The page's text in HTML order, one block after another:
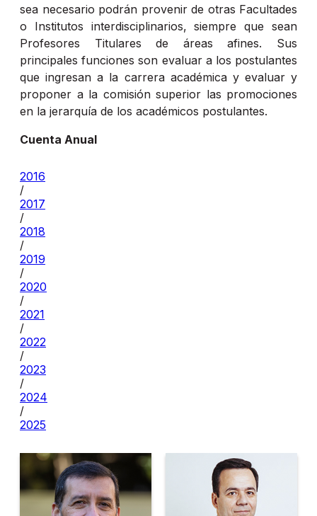
sea necesario podrán provenir de otras Facultades
o Institutos interdisciplinarios, siempre que sean
Profesores Titulares de áreas afines. Sus
principales funciones son evaluar a los postulantes
que ingresan a la carrera académica y evaluar y
proponer a la comisión superior las promociones
en la jerarquía de los académicos postulantes.
Cuenta Anual
2016
/
2017
/
2018
/
2019
/
2020
/
2021
/
2022
/
2023
/
2024
/
2025